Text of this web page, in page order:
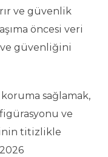
ve güvenlik
öncesi veri
güvenliğini
sağlamak,
ve
titizlikle